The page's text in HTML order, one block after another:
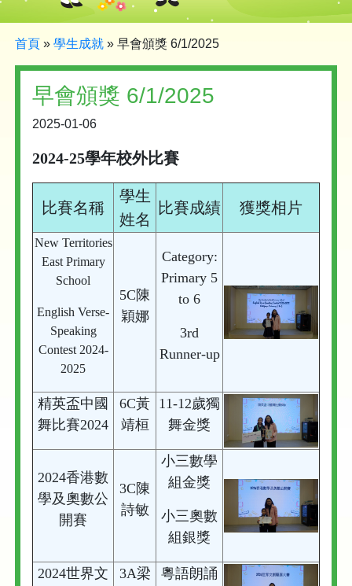
首頁 » 學生成就 » 早會頒獎 6/1/2025
早會頒獎 6/1/2025
2025-01-06
2024-25學年校外比賽
比賽名稱
學生
姓名
比賽成績 獲獎相片
New Territories
East Primary
School
English Verse-
Speaking
Contest 2024-
2025
5C陳
穎娜
Category:
Primary 5
to 6
3rd
Runner-up
精英盃中國
舞比賽2024
6C黃
靖桓
11-12歲獨
舞金獎
2024香港數
學及奧數公
開賽
3C陳
詩敏
小三數學
組金獎
小三奧數
組銀獎
2024世界文
3A梁
粵語朗誦